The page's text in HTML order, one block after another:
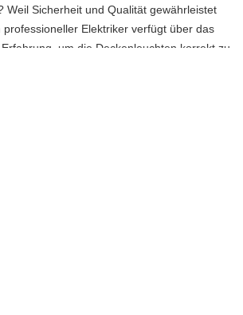
Weil Sicherheit und Qualität gewährleistet
Elektriker verfügt über das
um die Deckenleuchten korrekt zu